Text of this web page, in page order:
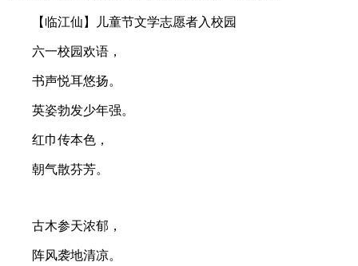
【临江仙】儿童节文学志愿者入校园
六一校园欢语，
书声悦耳悠扬。
英姿勃发少年强。
红巾传本色，
朝气散芬芳。
古木参天浓郁，
阵风袭地清凉。